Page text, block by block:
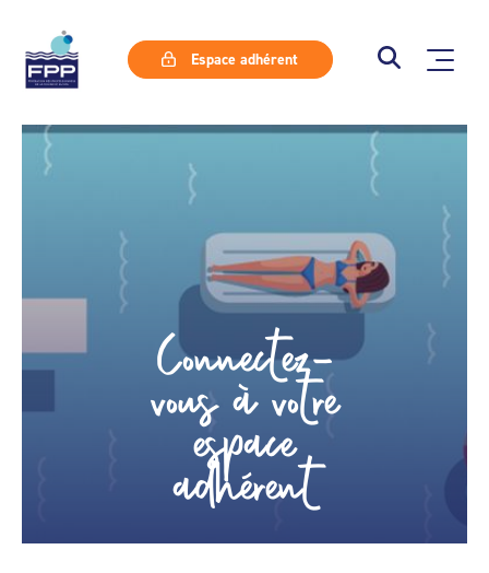
Espace adhérent
Connectez-
vous à votre
espace
adhérent